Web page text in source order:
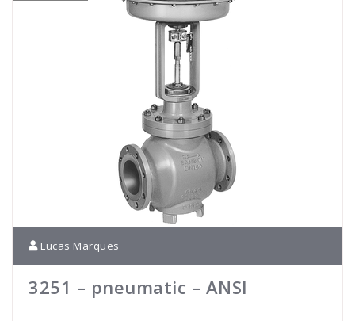
Lucas Marques
3251 – pneumatic – ANSI